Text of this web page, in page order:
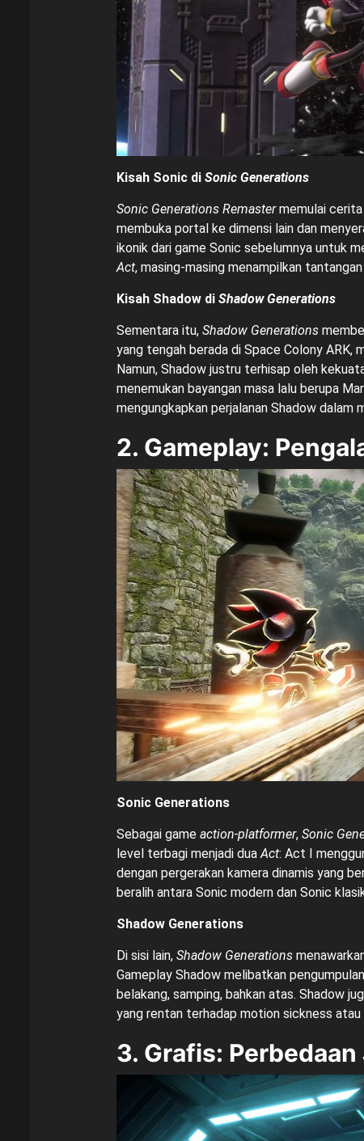
Kisah Sonic di Sonic Generations
Sonic Generations Remastermemulai cerita
membuka portal ke dimensi lain dan
ikonik dari game Sonic sebelumnya untuk
Act, masing-masing menampilkan tantangan
Kisah Shadow di Shadow Generations
Sementara itu, Shadow Generations
yang tengah berada di Space Colony ARK,
Namun, Shadow justru terhisap oleh
menemukan bayangan masa lalu berupa
mengungkapkan perjalanan Shadow dalam
2. Gameplay:
Sonic Generations
Sebagai game action-platformer, Sonic
level terbagi menjadi dua Act: Act I
dengan pergerakan kamera dinamis yang
beralih antara Sonic modern dan Sonic
Shadow Generations
Di sisi lain, Shadow Generations
Gameplay Shadow melibatkan
belakang, samping, bahkan atas. Shadow
yang rentan terhadap motion sickness
3. Grafis: